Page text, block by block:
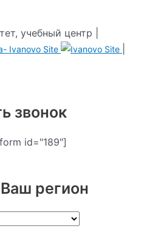
учебный центр |
Ivanovo Site
звонок
id="189"]
регион